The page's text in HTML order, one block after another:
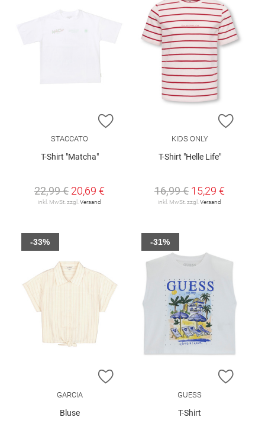
ZUR WUNSCHLISTE HINZUFÜGEN
STACCATO
T-Shirt "Matcha"
22,99 € 20,69 €
inkl. MwSt. zzgl. Versand
ZUR
KIDS ONLY
T-Shirt "Helle Life"
16,99 € 15,29 €
inkl. MwSt. zzgl. Versand
ZUR WUNSCHLISTE HINZUFÜGEN
GARCIA
Bluse
-33%
ZUR
GUESS
T-Shirt
-31%